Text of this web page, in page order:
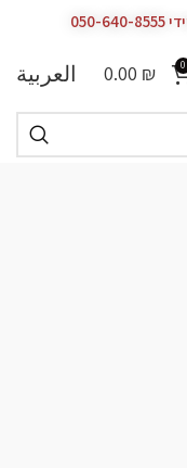
0
0.00 ₪ العربية